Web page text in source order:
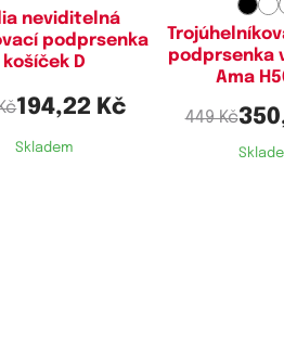
neviditelná
podprsenka
košíček D
194,22 Kč
Skladem
podprsenka
Ama
449 Kč